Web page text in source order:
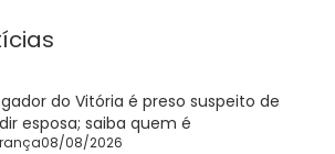
do Vitória é preso suspeito de
esposa; saiba quem é
08/08/2026